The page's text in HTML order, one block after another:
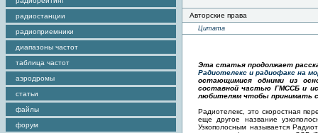
радиостанции
радиоприемники
диапазоны частот
таблица частот
аэродромы
статьи
файлы
форум
Авторские права
Цитата
Эта статья продолжает
Радиотелекс и радиофакс на
остающимися одними из
составной частью ГМССБ и
любителям чтобы принимать
Радиотелекс, это скоростная
еще другое название
Узкополосным называется